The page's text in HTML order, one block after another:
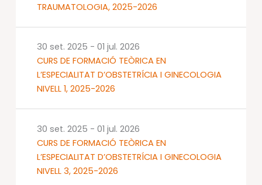
TRAUMATOLOGIA, 2025-2026
CURS DE FORMACIÓ TEÒRICA EN
L’ESPECIALITAT D’OBSTETRÍCIA I GINECOLOGIA
NIVELL 1, 2025-2026
30 set. 2025 - 01 jul. 2026
CURS DE FORMACIÓ TEÒRICA EN
L’ESPECIALITAT D’OBSTETRÍCIA I GINECOLOGIA
NIVELL 3, 2025-2026
30 set. 2025 - 01 jul. 2026